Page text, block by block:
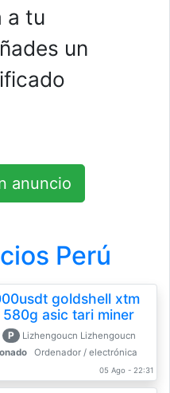
a tu
un
anuncio
Perú
goldshell xtm
asic tari miner
P
Lizhengoucn Lizhengoucn
Ordenador / electrónica
05 Ago - 22:31